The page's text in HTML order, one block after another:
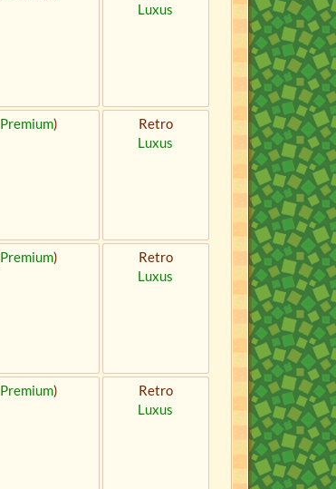
Luxus
Premium)
Retro
Luxus
Premium)
Retro
Luxus
Premium)
Retro
Luxus